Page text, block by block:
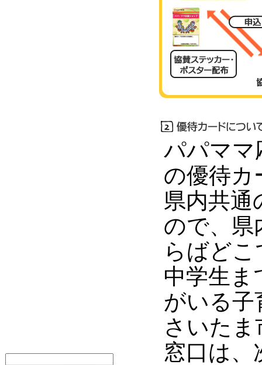
パパママ
の優待カ
県内共通
ので、県
らばど
中学生ま
がいる子
さいた
窓口は、